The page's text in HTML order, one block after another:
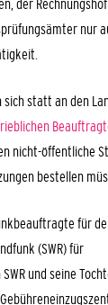
der
nur
sich statt an den
nicht-öffentliche
bestellen
für
(SWR) für
SWR und seine